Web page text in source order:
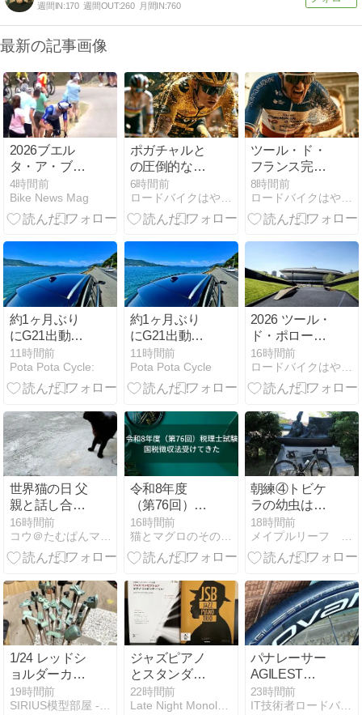
週間IN:170 週間OUT:260 月間IN:760
最新の記事画像
2026ブエル
タ・ア・ブル
ゴス最終日は
ペリツァーリ
が優勝し、総
4時間前
Bike News Mag
ポガチャルと
の圧倒的な差
に苦悩 ヨナ
ス・ヴィンゲ
ゴーが漏らし
いんだ？」
6時間前
ツール・ド・
フランス完走
のドリアン・
ゴドン、落車
で肋骨4本骨
8時間前
約1ヶ月ぶり
にG21出動！
晴天の瀬戸
内・吉浦スト
レートでリフ
イブ
11時間前
Pota Pota Cycle:
約1ヶ月ぶり
にG21出動！
晴天の瀬戸
内・吉浦スト
レートでリフ
イブ
11時間前
Pota Pota Cycle
2026 ツール・
ド・ポローニ
ュ第6ステー
ジ 山岳ステー
ジで総合順位
16時間前
世界猫の日 父
親と話し合い
しました
16時間前
令和8年度
（第76回）税
理士試験 国税
徴収法受けて
きた
16時間前
猫とマグロのその日ぐらし
朝練④トビケ
ラの幼虫は絹
を吐く／笠置
駅ピ弾いてみ
た
18時間前
1/24 レッドシ
ョルダーカス
タム（6）
19時間前
ジャズピアノ
とスタンダー
ド
22時間前
パナレーサー
AGILEST
FAST「ROAD、
最速解」を名
23時間前
IT技術者ロードバイク日記